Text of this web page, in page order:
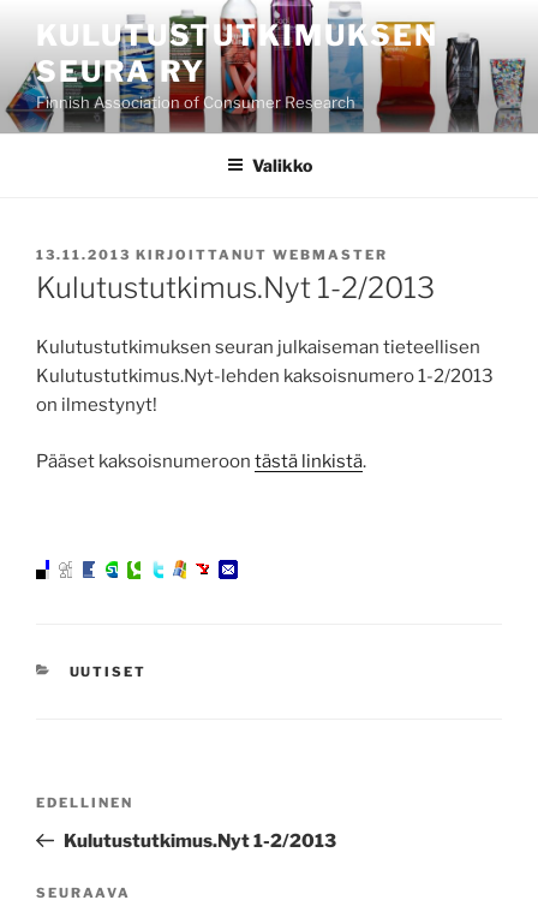
sisältöönKULUTUSTUTKIMUKSEN
SEURA RY
Finnish Association of Consumer Research
Valikko
JULKAISTU
13.11.2013 KIRJOITTANUT WEBMASTER
Kulutustutkimus.Nyt 1-2/2013
Kulutustutkimuksen seuran julkaiseman tieteellisen
Kulutustutkimus.Nyt-lehden kaksoisnumero 1-2/2013
on ilmestynyt!
Pääset kaksoisnumeroon tästä linkistä.
KATEGORIAT
UUTISET
Edellinen
artikkeli
EDELLINEN
Kulutustutkimus.Nyt 1-2/2013
Seuraava
SEURAAVA